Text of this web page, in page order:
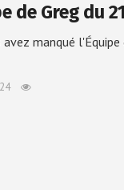
de Greg du
avez manqué